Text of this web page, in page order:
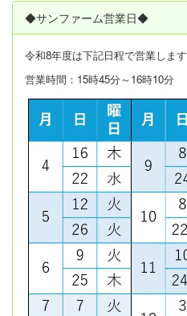
◆サンファーム営業日◆
令和8年度は下記日程で営業します
営業時間：15時45分～16時10分